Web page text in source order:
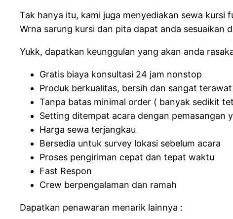
Tak hanya itu, kami juga menyediakan sewa
Wrna sarung kursi dan pita dapat anda sesuaikan
Yukk, dapatkan keunggulan yang akan anda
Gratis biaya konsultasi 24 jam nonstop
Produk berkualitas, bersih dan sangat terawat
Tanpa batas minimal order ( banyak sedikit
Setting ditempat acara dengan pemasangan
Harga sewa terjangkau
Bersedia untuk survey lokasi sebelum acara
Proses pengiriman cepat dan tepat waktu
Fast Respon
Crew berpengalaman dan ramah
Dapatkan penawaran menarik lainnya :